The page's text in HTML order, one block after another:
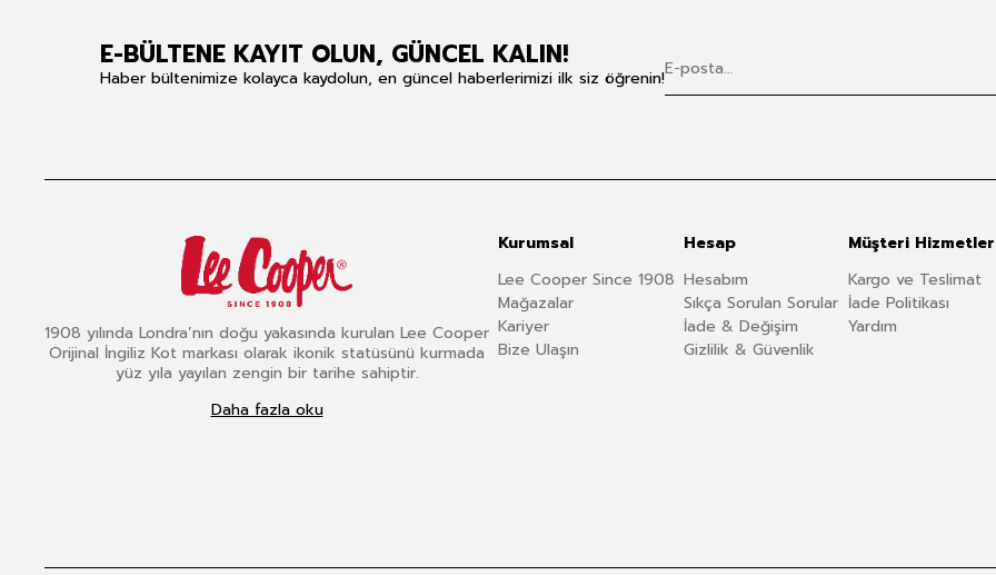
E-BÜLTENE KAYIT OLUN, GÜNCEL KALIN!
Haber bültenimize kolayca kaydolun, en güncel haberlerimizi ilk siz öğrenin!
1908 yılında Londra’nın doğu yakasında kurulan Lee Cooper
Orijinal İngiliz Kot markası olarak ikonik statüsünü kurmada
yüz yıla yayılan zengin bir tarihe sahiptir.
Daha fazla oku
Kurumsal
Lee Cooper Since 1908
Mağazalar
Kariyer
Bize Ulaşın
Hesap
Hesabım
Sıkça Sorulan Sorular
İade & Değişim
Gizlilik & Güvenlik
Müşteri
Kargo ve Teslimat
İade Politikası
Yardım